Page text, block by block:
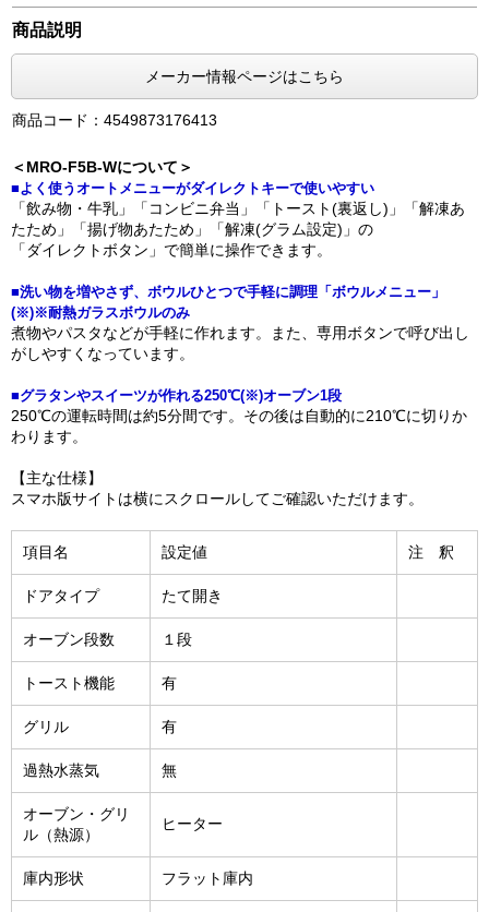
商品説明
メーカー情報ページはこちら
商品コード：4549873176413
＜MRO-F5B-Wについて＞
■よく使うオートメニューがダイレクトキーで使いやすい
「飲み物・牛乳」「コンビニ弁当」「トースト(裏返し)」「解凍あ
たため」「揚げ物あたため」「解凍(グラム設定)」の
「ダイレクトボタン」で簡単に操作できます。
■洗い物を増やさず、ボウルひとつで手軽に調理「ボウルメニュー」
(※)※耐熱ガラスボウルのみ
煮物やパスタなどが手軽に作れます。また、専用ボタンで呼び出し
がしやすくなっています。
■グラタンやスイーツが作れる250℃(※)オーブン1段
250℃の運転時間は約5分間です。その後は自動的に210℃に切りか
わります。
【主な仕様】
スマホ版サイトは横にスクロールしてご確認いただけます。
項目名 設定値 注 釈
ドアタイプ たて開き
オーブン段数 １段
トースト機能 有
グリル 有
過熱水蒸気 無
オーブン・グリ
ル（熱源）
ヒーター
庫内形状 フラット庫内